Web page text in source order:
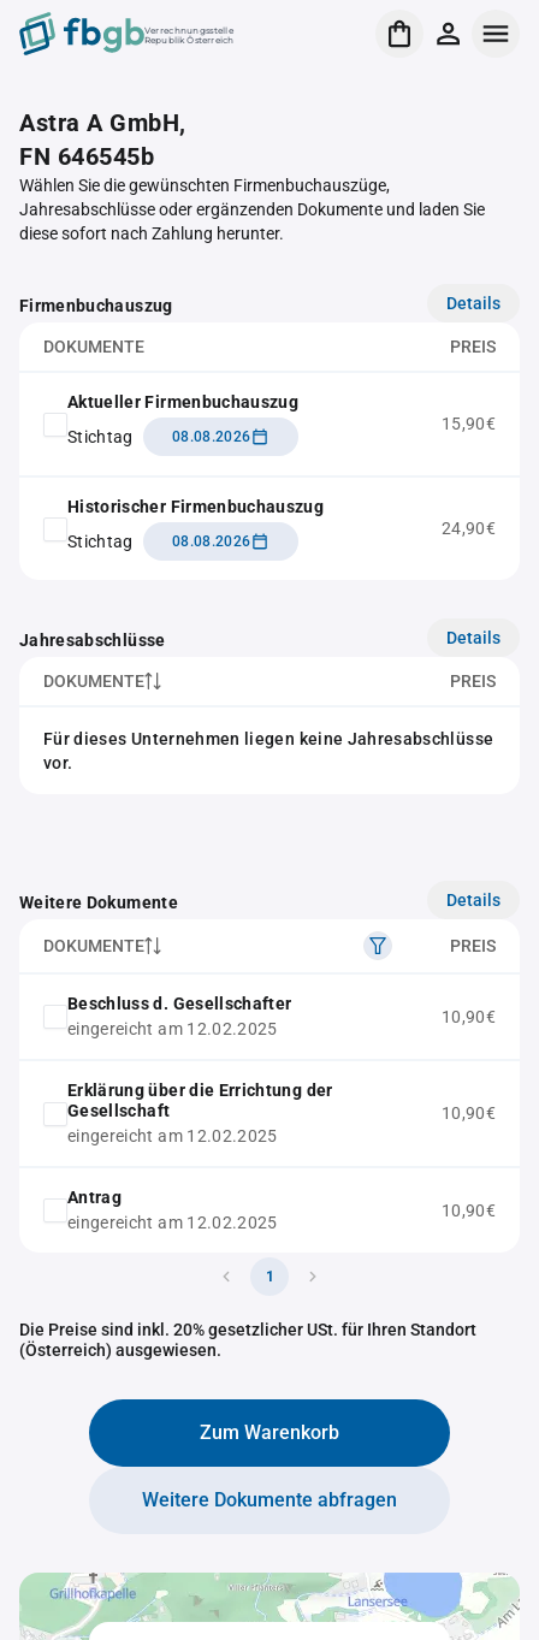
Verrechnungsstelle
Republik Österreich
Astra A GmbH,
FN 646545b
Wählen Sie die gewünschten Firmenbuchauszüge,
Jahresabschlüsse oder ergänzenden Dokumente und laden Sie
diese sofort nach Zahlung herunter.
Firmenbuchauszug Details
DOKUMENTE PREIS
Aktueller Firmenbuchauszug
Stichtag
08.08.2026
15,90€
Historischer Firmenbuchauszug
Stichtag
08.08.2026
24,90€
Jahresabschlüsse Details
DOKUMENTE PREIS
Für dieses Unternehmen liegen keine Jahresabschlüsse
vor.
Weitere Dokumente Details
DOKUMENTE PREIS
Beschluss d. Gesellschafter
eingereicht am 12.02.2025
10,90€
Erklärung über die Errichtung der
Gesellschaft
eingereicht am 12.02.2025
10,90€
Antrag
eingereicht am 12.02.2025
10,90€
1
Die Preise sind inkl. 20% gesetzlicher USt. für Ihren Standort
(Österreich) ausgewiesen.
Zum Warenkorb
Weitere Dokumente abfragen